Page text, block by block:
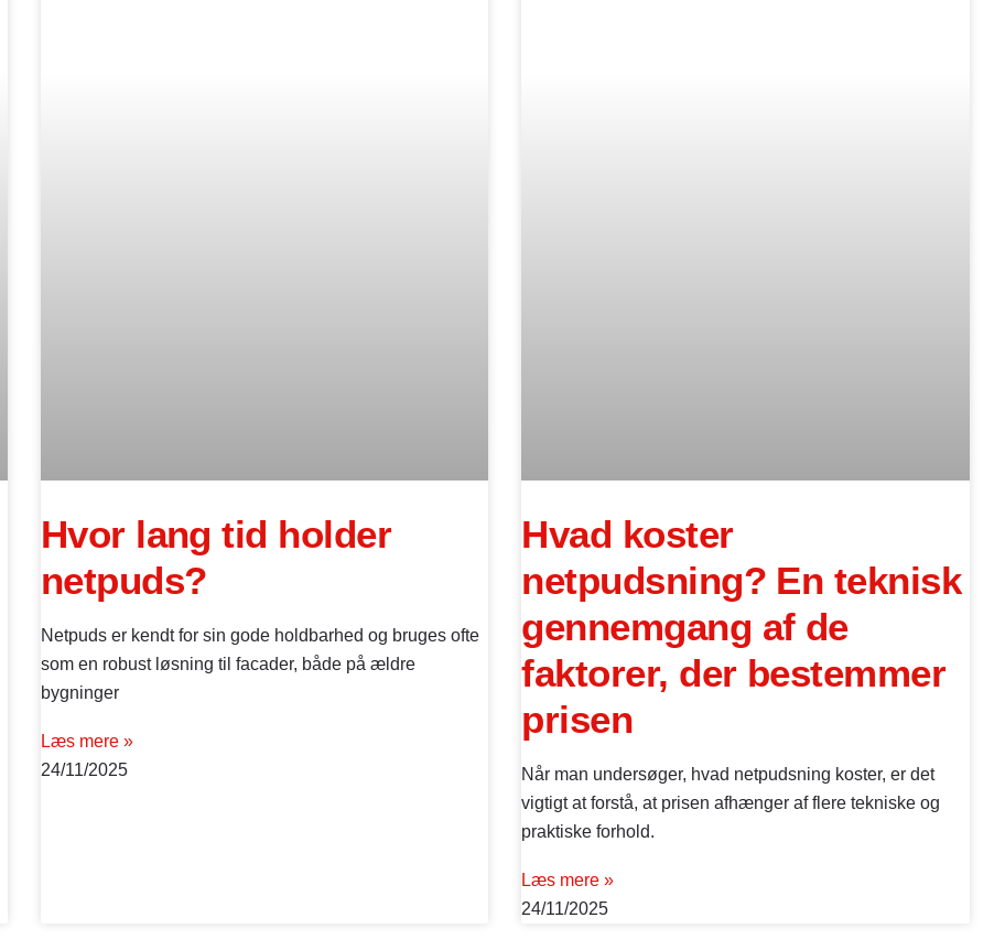
Hvor lang tid holder
netpuds?
Netpuds er kendt for sin gode holdbarhed og bruges ofte
som en robust løsning til facader, både på ældre
bygninger
Læs mere »
24/11/2025
Hvad koster
netpudsning? En teknisk
gennemgang af de
faktorer, der bestemmer
prisen
Når man undersøger, hvad netpudsning koster, er det
vigtigt at forstå, at prisen afhænger af flere tekniske og
praktiske forhold.
Læs mere »
24/11/2025